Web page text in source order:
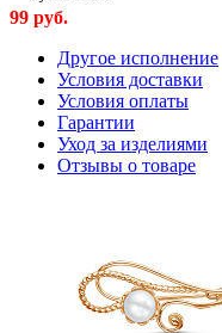
99 руб.
Другое исполнение
Условия доставки
Условия оплаты
Гарантии
Уход за изделиями
Отзывы о товаре